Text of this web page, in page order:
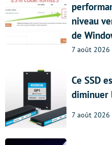
niveau
de
7 août 2026
Ce SSD
diminuer
7 août 2026